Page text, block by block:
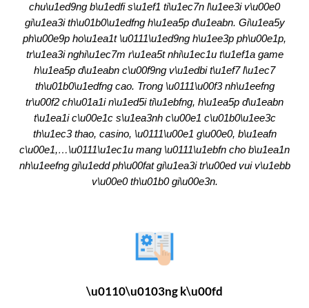
chu\u1ed9ng b\u1edfi s\u1ef1 ti\u1ec7n l\u1ee3i v\u00e0
gi\u1ea3i th\u01b0\u1edfng h\u1ea5p d\u1eabn. Gi\u1ea5y
ph\u00e9p ho\u1ea1t \u0111\u1ed9ng h\u1ee3p ph\u00e1p,
tr\u1ea3i nghi\u1ec7m r\u1ea5t nhi\u1ec1u t\u1ef1a game
h\u1ea5p d\u1eabn c\u00f9ng v\u1edbi t\u1ef7 l\u1ec7
th\u01b0\u1edfng cao. Trong \u0111\u00f3 nh\u1eefng
tr\u00f2 ch\u01a1i n\u1ed5i ti\u1ebfng, h\u1ea5p d\u1eabn
t\u1ea1i c\u00e1c s\u1ea3nh c\u00e1 c\u01b0\u1ee3c
th\u1ec3 thao, casino, \u0111\u00e1 g\u00e0, b\u1eafn
c\u00e1,…\u0111\u1ec1u mang \u0111\u1ebfn cho b\u1ea1n
nh\u1eefng gi\u1edd ph\u00fat gi\u1ea3i tr\u00ed vui v\u1ebb
v\u00e0 th\u01b0 gi\u00e3n.
\u0110\u0103ng k\u00fd